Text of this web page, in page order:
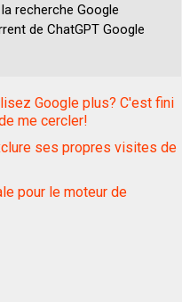
recherche Google
de ChatGPT Google
Google plus? C'est fini
me cercler!
ses propres visites de
pour le moteur de